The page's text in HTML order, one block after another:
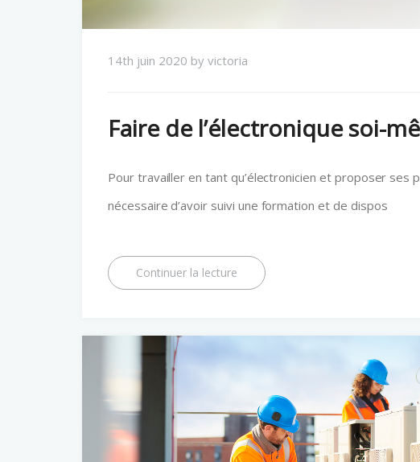
14th juin 2020 by victoria
Faire de l’électronique soi-
Pour travailler en tant qu’électronicien et proposer ses
nécessaire d’avoir suivi une formation et de dispos
Continuer la lecture